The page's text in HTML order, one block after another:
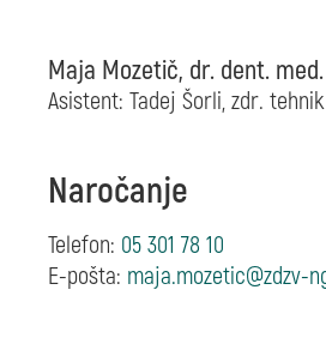
Maja Mozetič, dr. dent. med.
Asistent: Tadej Šorli, zdr. tehnik
Naročanje
Telefon: 05 301 78 10
E-pošta: